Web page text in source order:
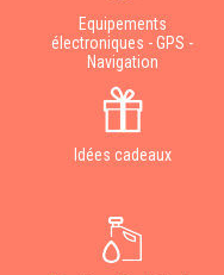
Equipements
électroniques - GPS -
Navigation
Idées cadeaux